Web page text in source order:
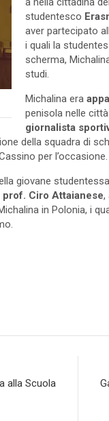
studentesco
aver partecipato
i quali la
scherma,
studi.
Michalina era
penisola nelle
giornalista
della squadra di
per l’occasione.
giovane
prof. Ciro Attaianese,
in Polonia, i
alla Scuola